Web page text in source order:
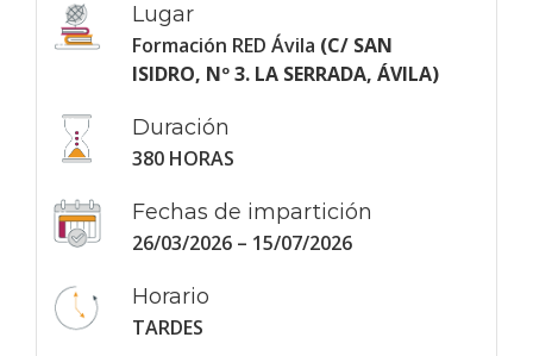
Lugar
Formación RED Ávila (C/ SAN
ISIDRO, Nº 3. LA SERRADA, ÁVILA)
Duración
380 HORAS
Fechas de impartición
26/03/2026 – 15/07/2026
Horario
TARDES